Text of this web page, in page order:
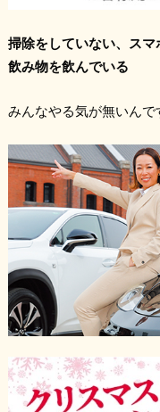
掃除をしていない、ス
飲み物を飲んでいる
みんなやる気が無いんで